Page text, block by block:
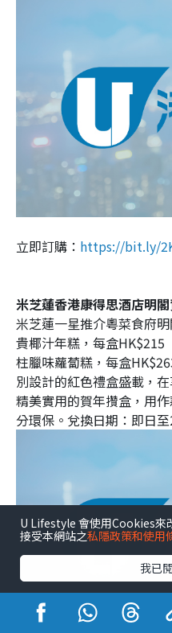
立即訂購： https://bit.ly/
米芝蓮香港康得思酒店明
米芝蓮一星推介粵菜食府
貴椰汁年糕，每盒HK$215
柱臘味蘿蔔糕，每盒
別設計的紅色禮盒盛載，
精美實用的賀年攢盒，用
分環保。兌換日期：即日
U Lifestyle 會使用Cookies來
接受本網站之私隱政策和使用
我已